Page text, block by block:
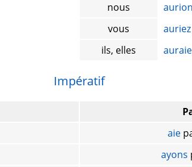
nous
vous
auriez
ils, elles
Impératif
aie
ayons